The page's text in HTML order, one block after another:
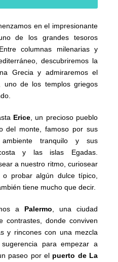
en el impresionante
de los grandes tesoros
columnas milenarias y
descubriremos la
Grecia y admiraremos el
, uno de los templos griegos
Erice , un precioso pueblo
del monte, famoso por sus
tranquilo y sus
y las islas Egadas.
a nuestro ritmo, curiosear
probar algún dulce típico,
tiene mucho que decir.
a Palermo , una ciudad
contrastes, donde conviven
y rincones con una mezcla
para empezar a
paseo por el puerto de La